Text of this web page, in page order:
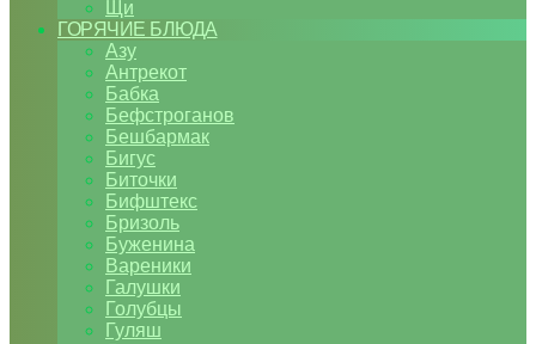
Щи
ГОРЯЧИЕ БЛЮДА
Азу
Антрекот
Бабка
Бефстроганов
Бешбармак
Бигус
Биточки
Бифштекс
Бризоль
Буженина
Вареники
Галушки
Голубцы
Гуляш